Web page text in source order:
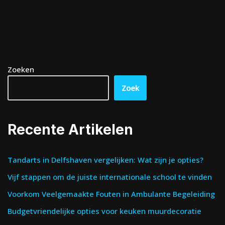
Zoeken
Zoek
Recente Artikelen
Tandarts in Delfshaven vergelijken: Wat zijn je opties?
Vijf stappen om de juiste internationale school te vinden
Voorkom Veelgemaakte Fouten in Ambulante Begeleiding
Budgetvriendelijke opties voor keuken muurdecoratie